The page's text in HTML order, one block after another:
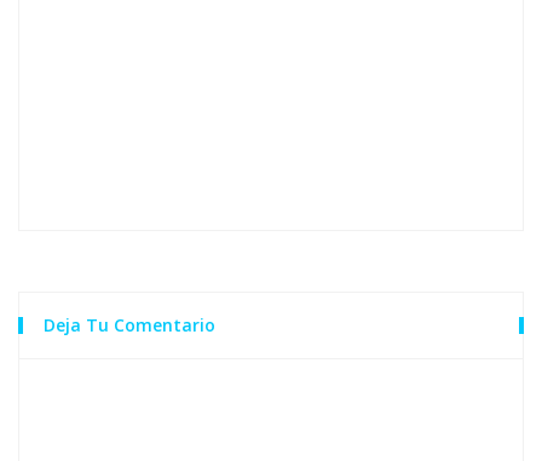
Deja Tu Comentario